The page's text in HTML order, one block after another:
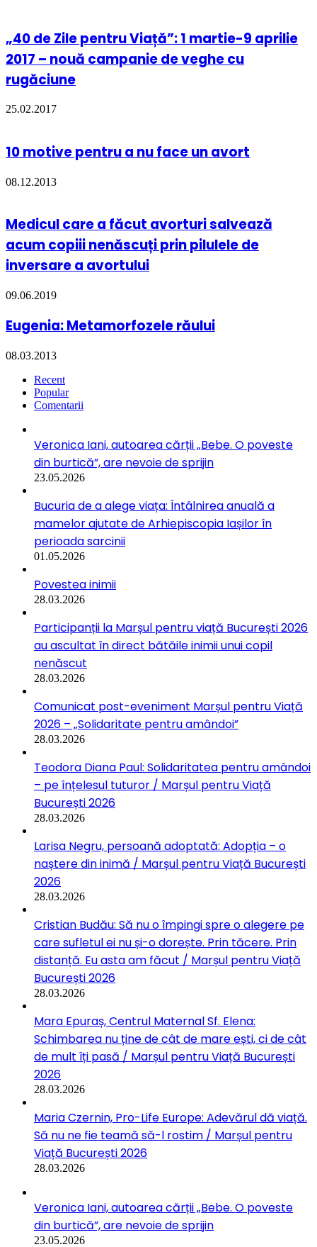
„40 de Zile pentru Viață”: 1 martie-9 aprilie
2017 – nouă campanie de veghe cu
rugăciune
25.02.2017
10 motive pentru a nu face un avort
08.12.2013
Medicul care a făcut avorturi salvează
acum copiii nenăscuți prin pilulele de
inversare a avortului
09.06.2019
Eugenia: Metamorfozele răului
08.03.2013
Recent
Popular
Comentarii
Veronica Iani, autoarea cărții „Bebe. O poveste
din burtică”, are nevoie de sprijin
23.05.2026
Bucuria de a alege viața: Întâlnirea anuală a
mamelor ajutate de Arhiepiscopia Iașilor în
perioada sarcinii
01.05.2026
Povestea inimii
28.03.2026
Participanții la Marșul pentru viață București 2026
au ascultat în direct bătăile inimii unui copil
nenăscut
28.03.2026
Comunicat post-eveniment Marșul pentru Viață
2026 – „Solidaritate pentru amândoi”
28.03.2026
Teodora Diana Paul: Solidaritatea pentru amândoi
– pe înțelesul tuturor / Marșul pentru Viață
București 2026
28.03.2026
Larisa Negru, persoană adoptată: Adopția – o
naștere din inimă / Marșul pentru Viață București
2026
28.03.2026
Cristian Budău: Să nu o împingi spre o alegere pe
care sufletul ei nu și-o dorește. Prin tăcere. Prin
distanță. Eu asta am făcut / Marșul pentru Viață
București 2026
28.03.2026
Mara Epuraș, Centrul Maternal Sf. Elena:
Schimbarea nu ține de cât de mare ești, ci de cât
de mult îți pasă / Marșul pentru Viață București
2026
28.03.2026
Maria Czernin, Pro-Life Europe: Adevărul dă viață.
Să nu ne fie teamă să-l rostim / Marșul pentru
Viață București 2026
28.03.2026
Veronica Iani, autoarea cărții „Bebe. O poveste
din burtică”, are nevoie de sprijin
23.05.2026